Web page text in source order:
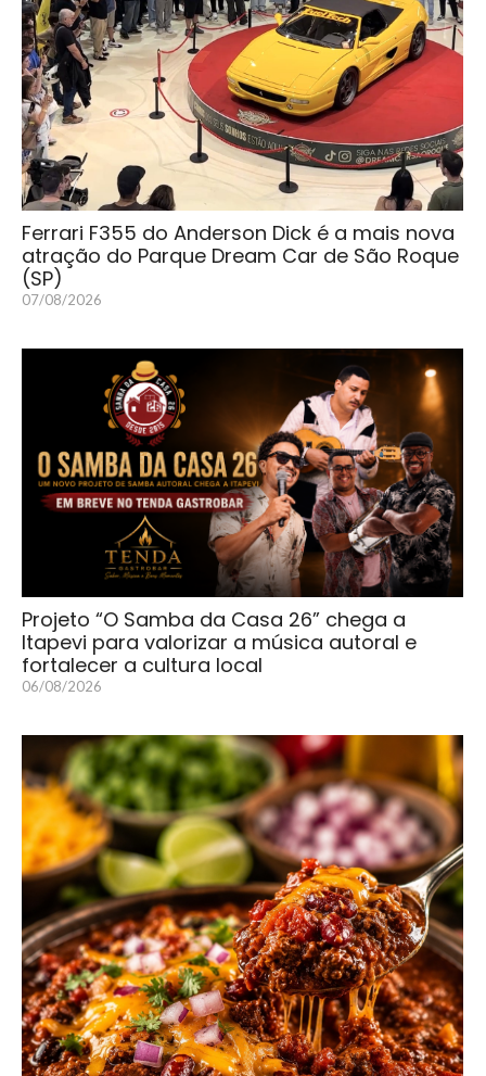
Ferrari F355 do Anderson Dick é a mais nova
atração do Parque Dream Car de São Roque
(SP)
07/08/2026
Projeto “O Samba da Casa 26” chega a
Itapevi para valorizar a música autoral e
fortalecer a cultura local
06/08/2026